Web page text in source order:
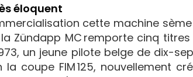
éloquent
cette machine
Zündapp MC remporte cinq titres
un jeune pilote belge de dix-
la coupe FIM 125, nouvellement